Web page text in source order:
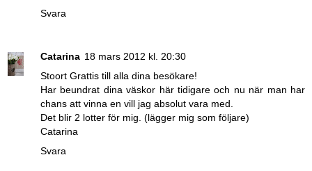
Svara
Catarina 18 mars 2012 kl. 20:30
Stoort Grattis till alla dina besökare!
Har beundrat dina väskor här tidigare och nu när man har
chans att vinna en vill jag absolut vara med.
Det blir 2 lotter för mig. (lägger mig som följare)
Catarina
Svara